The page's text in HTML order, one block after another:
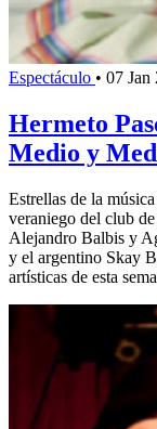
Espectáculo • 07 Jan
Hermeto
Medio y
Estrellas de la
veraniego del club
Alejandro Balbis y
y el argentino Skay
artísticas de esta